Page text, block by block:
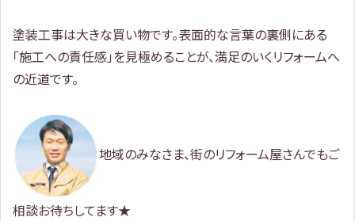
塗装工事は大きな買い物です。表面的な言葉の裏側にある
「施工への責任感」を見極めることが、満足のいくリフォームへ
の近道です。
地域のみなさま、街のリフォーム屋さんでもご
相談お待ちしてます★